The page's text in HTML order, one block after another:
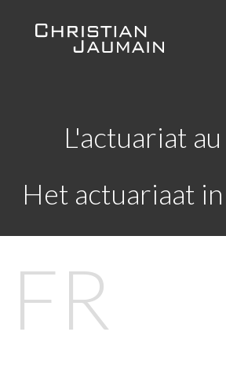
L'actuariat
Het actuariaat
FR